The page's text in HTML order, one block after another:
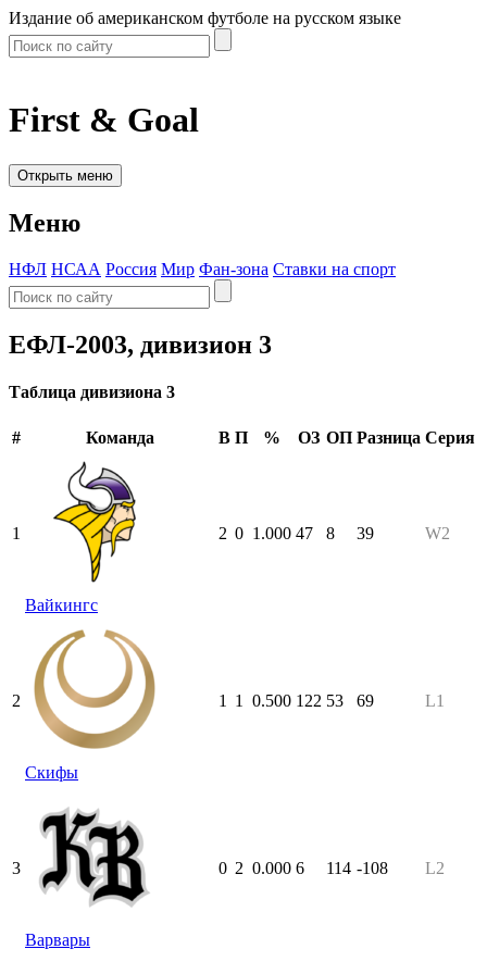
Издание об американском футболе на русском языке
First & Goal
Открыть меню
Меню
НФЛ НСАА Россия Мир Фан-зона Ставки на спорт
ЕФЛ-2003, дивизион 3
Таблица дивизиона 3
# Команда В П % ОЗ ОП Разница Серия
1
Вайкингс
2 0 1.000 47 8 39 W2
2
Скифы
1 1 0.500 122 53 69 L1
3
Варвары
0 2 0.000 6 114 -108 L2